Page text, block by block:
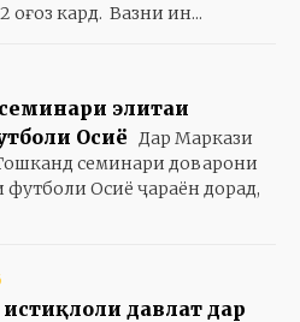
оғоз кард. Вазни ин...
элитаи
Осиё
Дар Маркази
семинари доварони
Осиё ҷараён дорад,
истиқлоли давлат дар